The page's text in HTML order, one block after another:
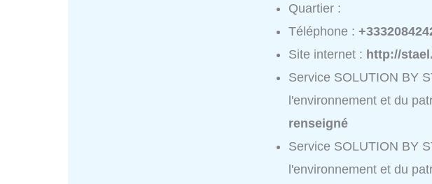
Quartier :
Téléphone :
Site internet : http://
Service SOLUTION BY
l'environnement et du
renseigné
Service SOLUTION BY
l'environnement et du